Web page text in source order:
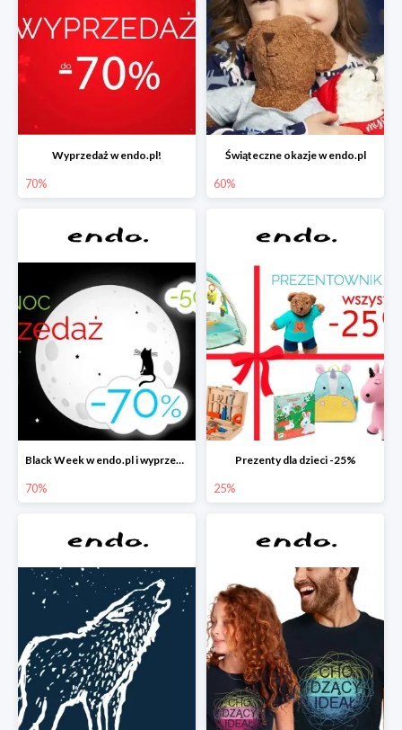
Wyprzedaż w endo.pl!
70%
Świąteczne okazje w endo.pl
60%
Black Week w endo.pl i wyprzedaże do -70&
70%
Prezenty dla dzieci -25%
25%